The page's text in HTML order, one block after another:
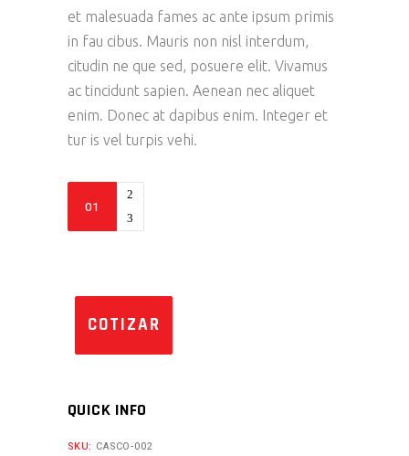
et malesuada fames ac ante ipsum primis
in fau cibus. Mauris non nisl interdum,
citudin ne que sed, posuere elit. Vivamus
ac tincidunt sapien. Aenean nec aliquet
enim. Donec at dapibus enim. Integer et
tur is vel turpis vehi.
COTIZAR
QUICK INFO
SKU: CASCO-002